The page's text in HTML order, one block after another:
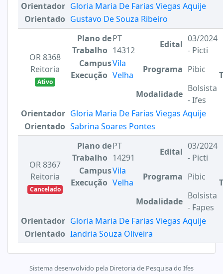
Orientador Gloria Maria De Farias Viegas Aquije
Orientado Gustavo De Souza Ribeiro
OR 8368
Reitoria
Ativo
Plano de
Trabalho
PT
14312
Edital
03/2024
- Picti
Campus
Execução
Vila
Velha
Programa Pibic
Modalidade
Bolsista
- Ifes
Orientador Gloria Maria De Farias Viegas Aquije
Orientado Sabrina Soares Pontes
OR 8367
Reitoria
Cancelado
Plano de
Trabalho
PT
14291
Edital
03/2024
- Picti
Campus
Execução
Vila
Velha
Programa Pibic
Modalidade
Bolsista
- Fapes
Orientador Gloria Maria De Farias Viegas Aquije
Orientado Iandria Souza Oliveira
Sistema desenvolvido pela Diretoria de Pesquisa do Ifes